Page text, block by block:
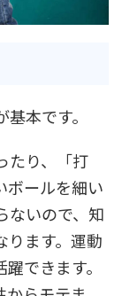
本です。
たり、「打
ボールを細い
ないので、知
ります。運動
できます。